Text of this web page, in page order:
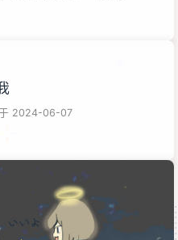
2024-06-07